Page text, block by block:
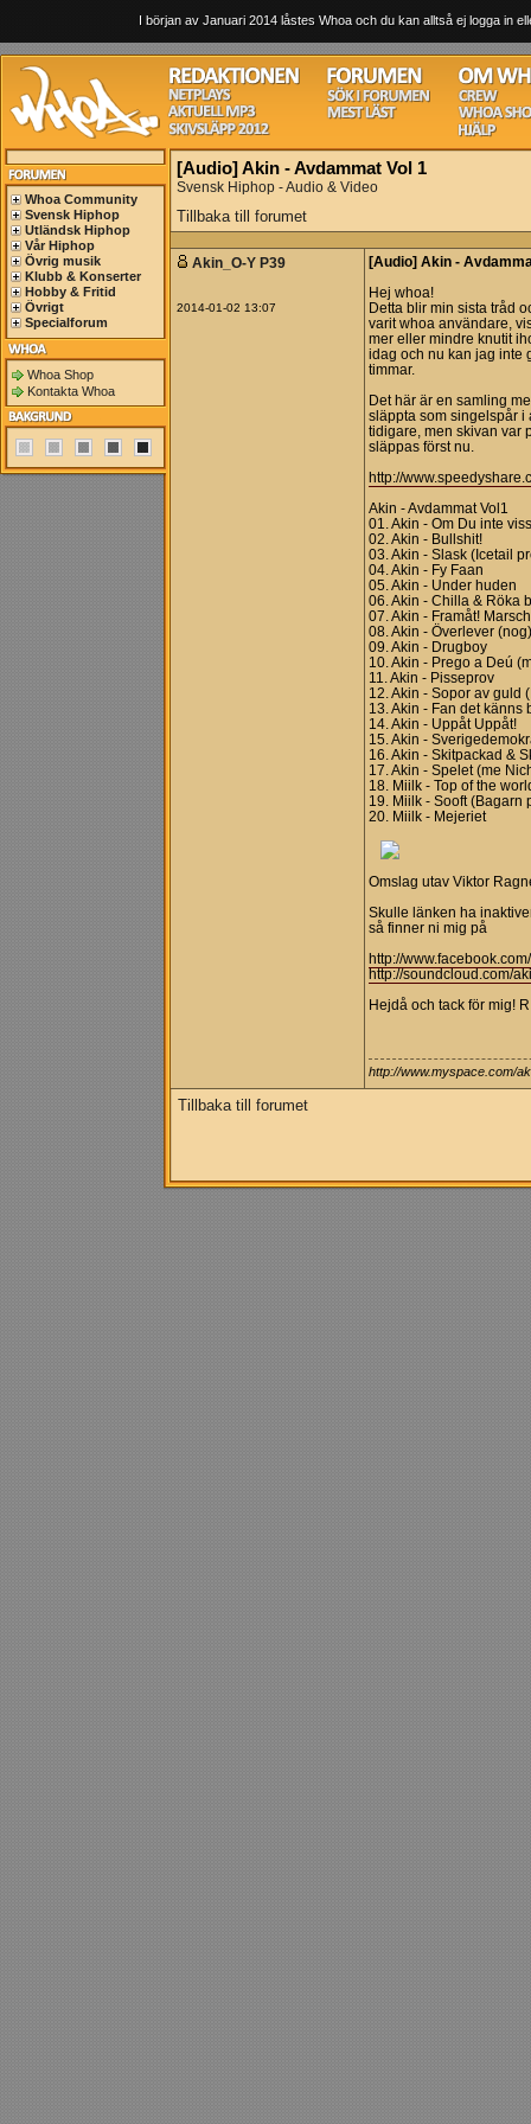
I början av Januari 2014 låstes Whoa och du kan alltså ej logga in
Whoa Community
Svensk Hiphop
Utländsk Hiphop
Vår Hiphop
Övrig musik
Klubb & Konserter
Hobby & Fritid
Övrigt
Specialforum
Whoa Shop
Kontakta Whoa
[Audio] Akin - Avdammat Vol 1
Svensk Hiphop - Audio & Video
Tillbaka till forumet
Akin_O-Y P39
2014-01-02 13:07
[Audio] Akin -
Hej whoa!
Detta blir min sista tråd
varit whoa användare,
mer eller mindre knutit
idag och nu kan jag inte
timmar.
Det här är en samling
släppta som singelspår i
tidigare, men skivan var
släppas först nu.
http://
Akin - Avdammat Vol1
01. Akin - Om Du inte
02. Akin - Bullshit!
03. Akin - Slask (Icetail
04. Akin - Fy Faan
05. Akin - Under huden
06. Akin - Chilla & Röka
07. Akin - Framåt!
08. Akin - Överlever (nog)
09. Akin - Drugboy
10. Akin - Prego a Deú
11. Akin - Pisseprov
12. Akin - Sopor av guld
13. Akin - Fan det känns
14. Akin - Uppåt Uppåt!
15. Akin -
16. Akin - Skitpackad &
17. Akin - Spelet (me
18. Miilk - Top of the
19. Miilk - Sooft (Bagarn
20. Miilk - Mejeriet
Omslag utav Viktor
Skulle länken ha
så finner ni mig på
http://
http://soundcloud.com/
Hejdå och tack för mig!
http://www.myspace.com/
Tillbaka till forumet